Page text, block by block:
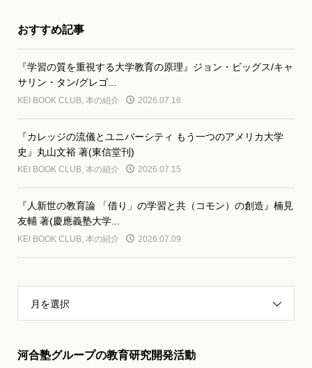
おすすめ記事
『学習の質を重視する大学教育の原理』ジョン・ビッグス/キャ
サリン・タン/グレゴ...
KEI BOOK CLUB, 本の紹介 2026.07.16
『カレッジの流儀とユニバーシティ もう一つのアメリカ大学
史』丸山文裕 著(東信堂刊)
KEI BOOK CLUB, 本の紹介 2026.07.15
『人新世の教育論 「借り」の学習と共（コモン）の創造』楠見
友輔 著(慶應義塾大学...
KEI BOOK CLUB, 本の紹介 2026.07.09
月を選択
河合塾グループの教育研究開発活動